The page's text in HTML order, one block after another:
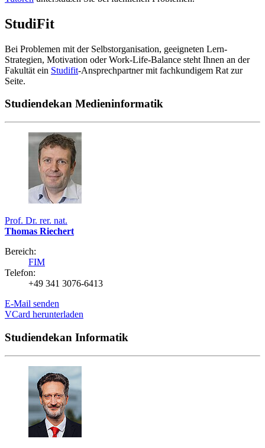
StudiFit
Bei Problemen mit der Selbstorganisation, geeigneten Lern-
Strategien, Motivation oder Work-Life-Balance steht Ihnen an der
Fakultät ein Studifit-Ansprechpartner mit fachkundigem Rat zur
Seite.
Studiendekan Medieninformatik
Prof. Dr. rer. nat.
Thomas Riechert
Bereich:
FIM
Telefon:
+49 341 3076-6413
E-Mail senden
VCard herunterladen
Studiendekan Informatik